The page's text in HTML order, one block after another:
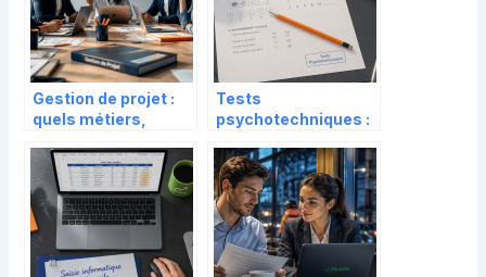
Gestion de projet :
quels métiers,
compétences et
quelle rémunération
?
Tests
psychotechniques :
et 4 méthodes pour
dompter la logique